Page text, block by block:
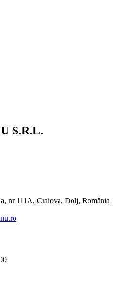
S.R.L.
nr 111A, Craiova, Dolj, România